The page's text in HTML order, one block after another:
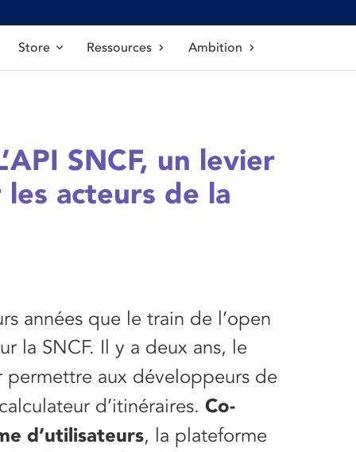
Store Ressources Ambition
SNCF, un levier
acteurs de la
années que le train de l’open
la SNCF. Il y a deux ans, le
permettre aux développeurs de
d’itinéraires.Co-
d’utilisateurs, la plateforme